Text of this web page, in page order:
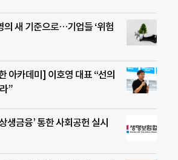
의 새 기준으로…기업들 ‘위험
아카데미] 이호영 대표 “선의
”
생금융’ 통한 사회공헌 실시